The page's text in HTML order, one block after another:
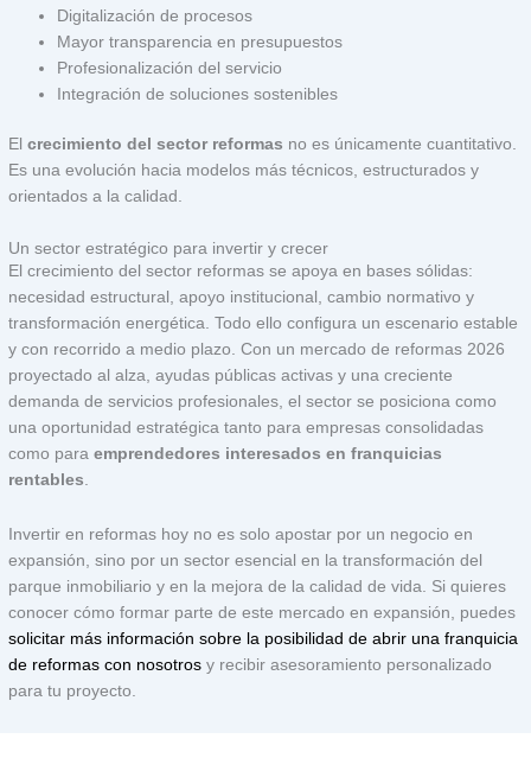
Digitalización de procesos
Mayor transparencia en presupuestos
Profesionalización del servicio
Integración de soluciones sostenibles
El crecimiento del sector reformas no es únicamente cuantitativo.
Es una evolución hacia modelos más técnicos, estructurados y
orientados a la calidad.
Un sector estratégico para invertir y crecer
El crecimiento del sector reformas se apoya en bases sólidas:
necesidad estructural, apoyo institucional, cambio normativo y
transformación energética. Todo ello configura un escenario estable
y con recorrido a medio plazo.Con un mercado de reformas 2026
proyectado al alza, ayudas públicas activas y una creciente
demanda de servicios profesionales, el sector se posiciona como
una oportunidad estratégica tanto para empresas consolidadas
como paraemprendedores interesados en franquicias
rentables.
Invertir en reformas hoy no es solo apostar por un negocio en
expansión, sino por un sector esencial en la transformación del
parque inmobiliario y en la mejora de la calidad de vida. Si quieres
conocer cómo formar parte de este mercado en expansión, puedes
solicitar más información sobre la posibilidad de abrir una franquicia
de reformas con nosotros y recibir asesoramiento personalizado
para tu proyecto.